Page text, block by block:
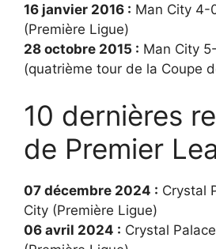
16 janvier 2016 : Man City 4-
(Première Ligue)
28 octobre 2015 : Man City
(quatrième tour de la Coupe
10 dernières
de Premier
07 décembre 2024 : Crystal
City (Première Ligue)
06 avril 2024 : Crystal